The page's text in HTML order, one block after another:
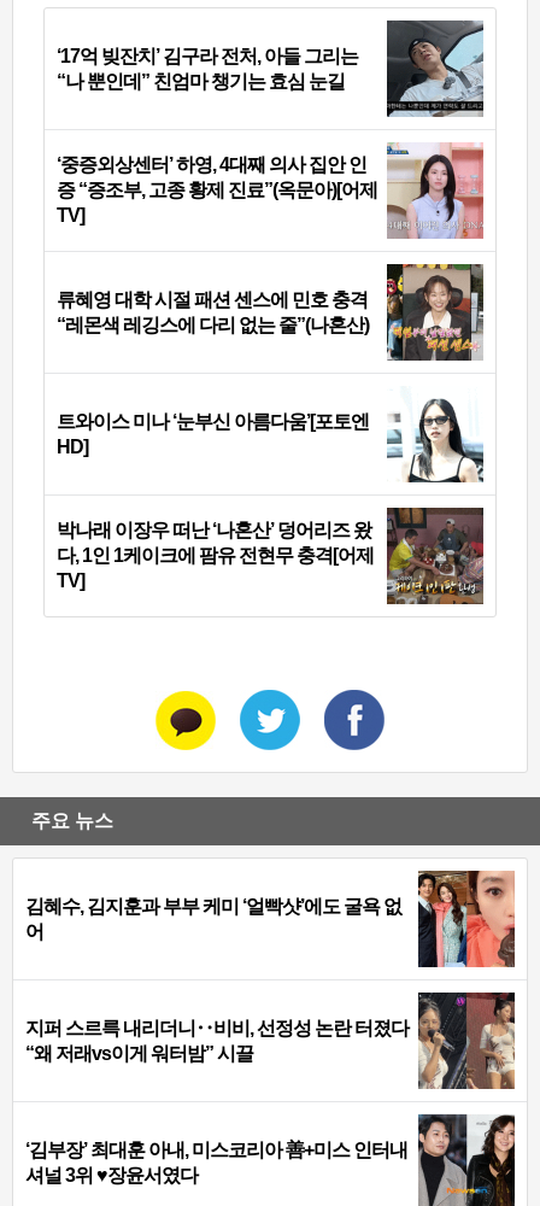
‘17억 빚잔치’ 김구라 전처, 아들 그리는
“나 뿐인데” 친엄마 챙기는 효심 눈길
‘중증외상센터’ 하영, 4대째 의사 집안 인
증 “증조부, 고종 황제 진료”(옥문아)[어제
TV]
류혜영 대학 시절 패션 센스에 민호 충격
“레몬색 레깅스에 다리 없는 줄”(나혼산)
트와이스 미나 ‘눈부신 아름다움’[포토엔
HD]
박나래 이장우 떠난 ‘나혼산’ 덩어리즈 왔
다, 1인 1케이크에 팜유 전현무 충격[어제
TV]
주요 뉴스
김혜수, 김지훈과 부부 케미 ‘얼빡샷’에도 굴욕 없
어
지퍼 스르륵 내리더니‥비비, 선정성 논란 터졌다
“왜 저래vs이게 워터밤” 시끌
‘김부장’ 최대훈 아내, 미스코리아 善+미스 인터내
셔널 3위 ♥장윤서였다